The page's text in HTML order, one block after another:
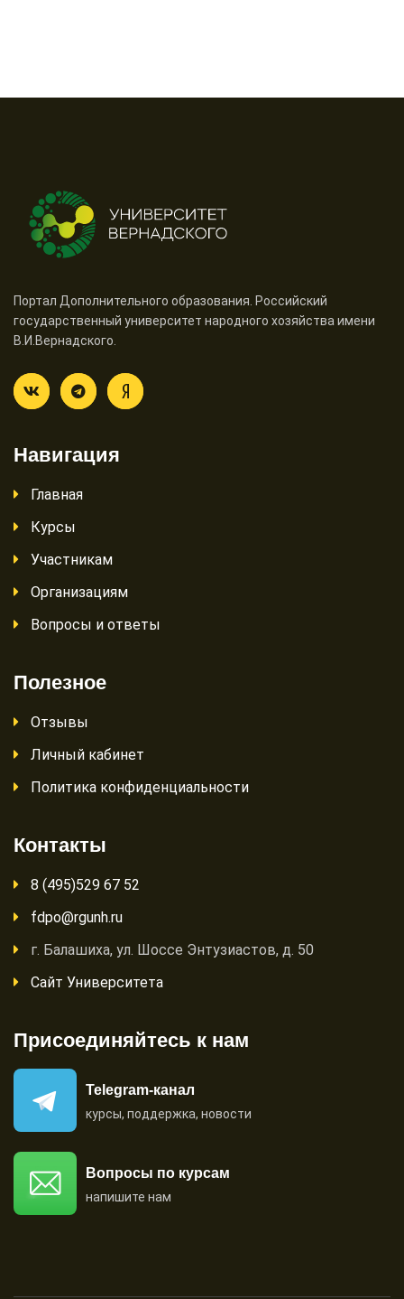
Портал Дополнительного образования. Российский
государственный университет народного хозяйства имени
В.И.Вернадского.
Навигация
Главная
Курсы
Участникам
Организациям
Вопросы и ответы
Полезное
Отзывы
Личный кабинет
Политика конфиденциальности
Контакты
8 (495)529 67 52
fdpo@rgunh.ru
г. Балашиха, ул. Шоссе Энтузиастов, д. 50
Сайт Университета
Присоединяйтесь к нам
Telegram-канал
курсы, поддержка, новости
Вопросы по курсам
напишите нам